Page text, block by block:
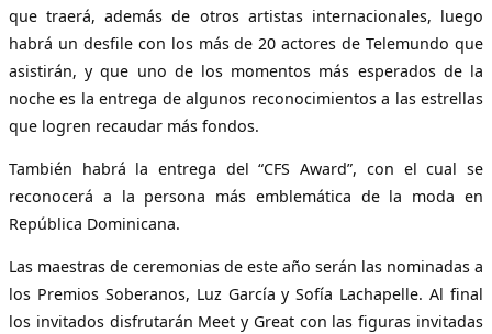
que traerá, además de otros artistas internacionales, luego
habrá un desfile con los más de 20 actores de Telemundo que
asistirán, y que uno de los momentos más esperados de la
noche es la entrega de algunos reconocimientos a las estrellas
que logren recaudar más fondos.
También habrá la entrega del “CFS Award”, con el cual se
reconocerá a la persona más emblemática de la moda en
República Dominicana.
Las maestras de ceremonias de este año serán las nominadas a
los Premios Soberanos, Luz García y Sofía Lachapelle. Al final
los invitados disfrutarán Meet y Great con las figuras invitadas